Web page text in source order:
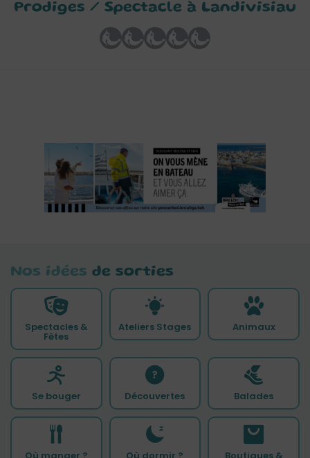
Prodiges / Spectacle à Landivisiau
Nos idées de sorties
Spectacles &
Fêtes
Ateliers Stages Animaux
Se bouger Découvertes Balades
Où manger ? Où dormir ? Boutiques &